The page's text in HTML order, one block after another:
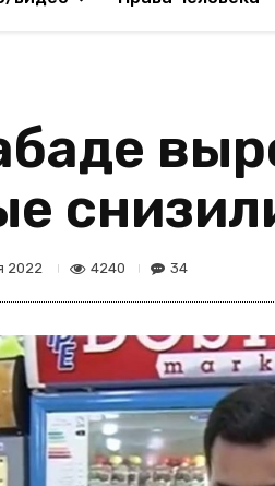
2022 4240 34